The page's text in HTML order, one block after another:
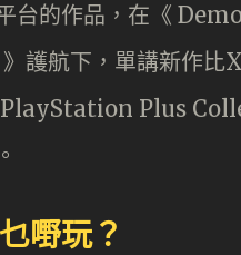
台的作品，在《
護航下，單講新作比
Plus
嘢玩？